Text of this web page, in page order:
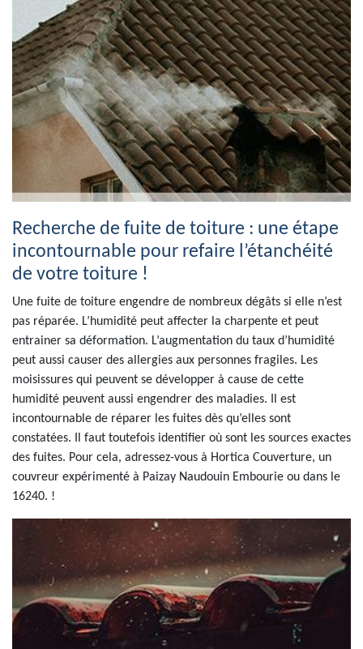
Recherche de fuite de toiture : une étape
incontournable pour refaire l’étanchéité
de votre toiture !
Une fuite de toiture engendre de nombreux dégâts si elle n’est
pas réparée. L’humidité peut affecter la charpente et peut
entrainer sa déformation. L’augmentation du taux d’humidité
peut aussi causer des allergies aux personnes fragiles. Les
moisissures qui peuvent se développer à cause de cette
humidité peuvent aussi engendrer des maladies. Il est
incontournable de réparer les fuites dès qu’elles sont
constatées. Il faut toutefois identifier où sont les sources exactes
des fuites. Pour cela, adressez-vous à Hortica Couverture, un
couvreur expérimenté à Paizay Naudouin Embourie ou dans le
16240. !